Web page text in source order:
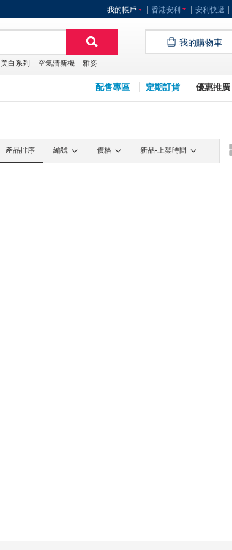
香港安利 安利快遞
我的帳戶
美白系列 空氣清新機 雅姿
我的購物車
配售專區 定期訂貨 優惠推廣
產品排序 編號 價格 新品-上架時間